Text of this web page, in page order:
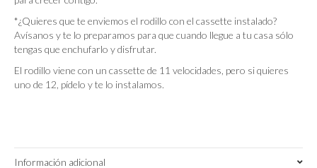
*¿Quieres que te enviemos el rodillo con el cassette instalado?
Avísanos y te lo preparamos para que cuando llegue a tu casa sólo
tengas que enchufarlo y disfrutar.
El rodillo viene con un cassette de 11 velocidades, pero si quieres
uno de 12, pídelo y te lo instalamos.
Información adicional